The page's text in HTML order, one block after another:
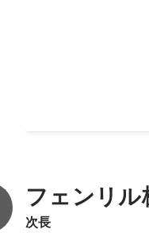
フェンリル
次長